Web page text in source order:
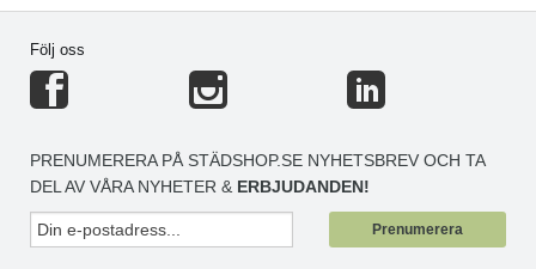
Följ oss
PRENUMERERA PÅ STÄDSHOP.SE NYHETSBREV OCH TA
DEL AV VÅRA NYHETER & ERBJUDANDEN!
Prenumerera